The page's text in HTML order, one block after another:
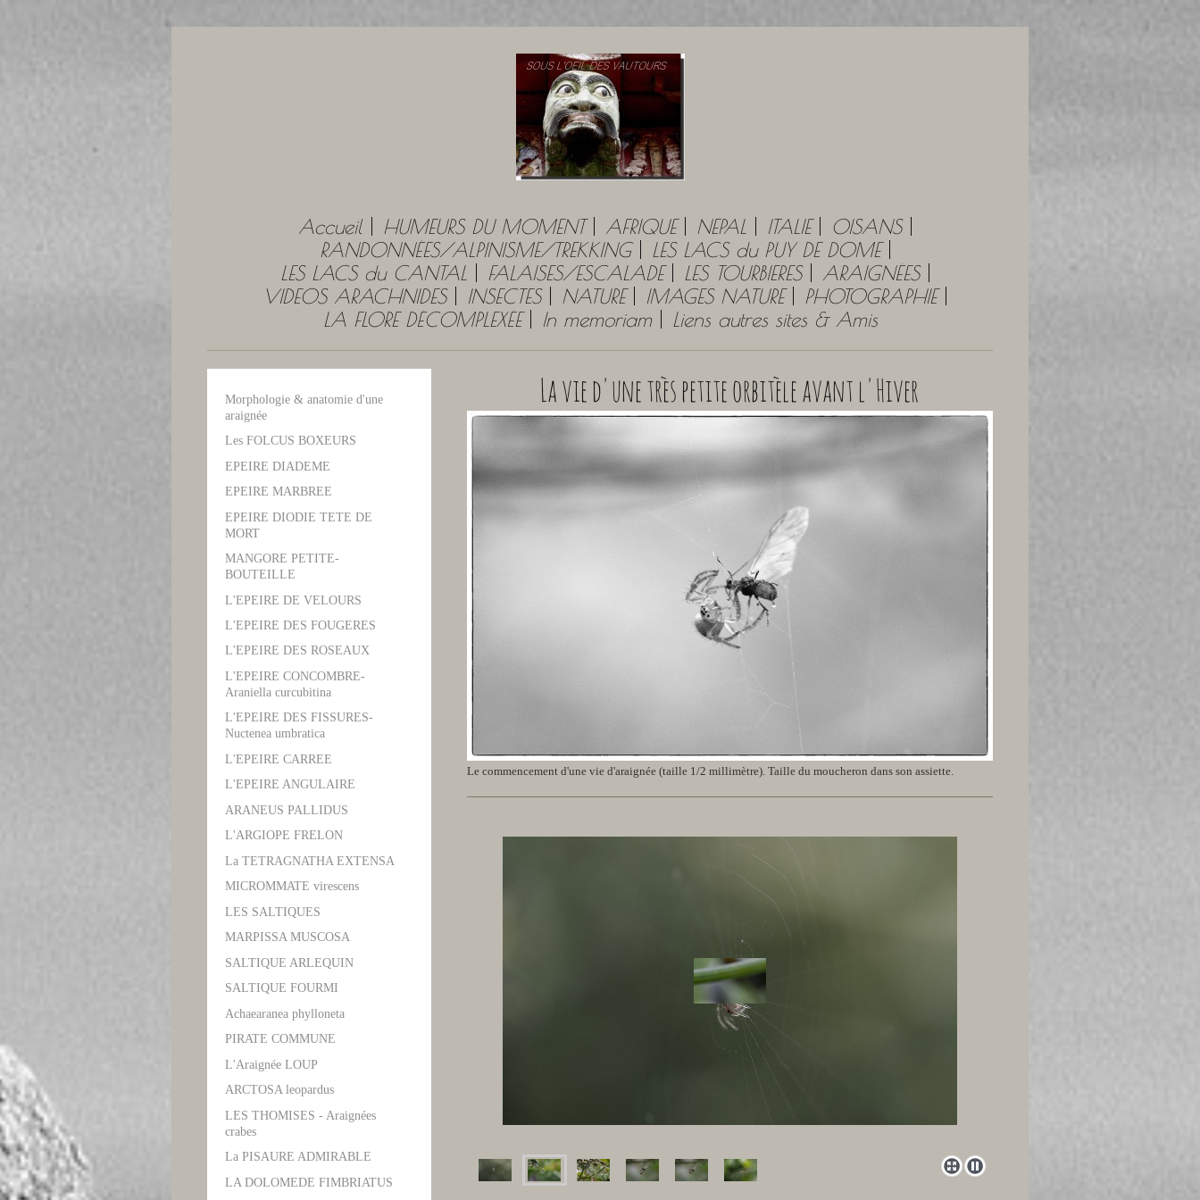
Accueil HUMEURS DU MOMENT AFRIQUE NEPAL ITALIE
OISANS
RANDONNÉES/ALPINISME/TREKKING
LES LACS du PUY DE DOME
LES LACS du CANTAL
FALAISES/ESCALADE LES TOURBIERES
ARAIGNÉES
VIDEOS ARACHNIDES
INSECTES NATURE IMAGES NATURE
PHOTOGRAPHIE
LA FLORE DÉCOMPLEXÉE
In memoriam Liens autres sites & Amis
La vie d'une très petite orbitèle avant l'Hiver
Le commencement d'une vie d'araignée (taille 1/2 millimètre). Taille du moucheron dans son assiette.
Morphologie & anatomie d'une
araignée
Les FOLCUS BOXEURS
EPEIRE DIADEME
EPEIRE MARBREE
EPEIRE DIODIE TETE DE
MORT
MANGORE PETITE-
BOUTEILLE
L'EPEIRE DE VELOURS
L'EPEIRE DES FOUGERES
L'EPEIRE DES ROSEAUX
L'EPEIRE CONCOMBRE-
Araniella curcubitina
L'EPEIRE DES FISSURES-
Nuctenea umbratica
L'EPEIRE CARREE
L'EPEIRE ANGULAIRE
ARANEUS PALLIDUS
L'ARGIOPE FRELON
La TETRAGNATHA EXTENSA
MICROMMATE virescens
LES SALTIQUES
MARPISSA MUSCOSA
SALTIQUE ARLEQUIN
SALTIQUE FOURMI
Achaearanea phylloneta
PIRATE COMMUNE
L'Araignée LOUP
ARCTOSA leopardus
LES THOMISES - Araignées
crabes
La PISAURE ADMIRABLE
LA DOLOMEDE FIMBRIATUS